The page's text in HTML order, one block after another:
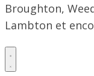
Broughton,
Lambton et